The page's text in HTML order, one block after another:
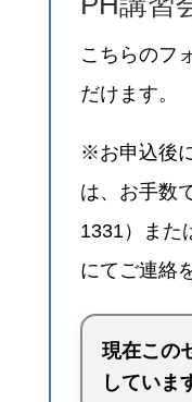
こちらのフ
だけます。
※お申込後
は、お手数
1331）また
にてご連絡
現在この
していま